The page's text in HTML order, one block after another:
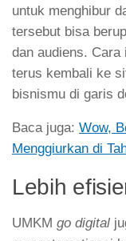
untuk menghibur
tersebut bisa
dan audiens. Cara
terus kembali ke
bisnismu di garis
Baca juga: Wow,
Menggiurkan di
Lebih
UMKM go digital